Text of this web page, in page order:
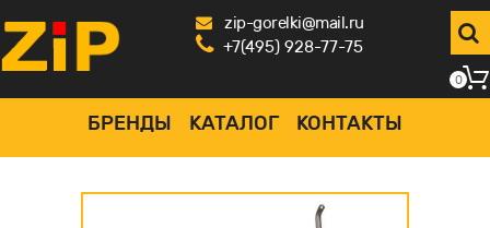
zip-gorelki@mail.ru
+7(495) 928-77-75
БРЕНДЫ КАТАЛОГ КОНТАКТЫ
0